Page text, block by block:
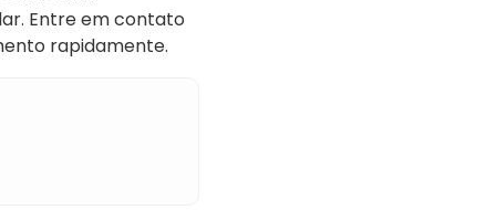
Entre em contato
rapidamente.